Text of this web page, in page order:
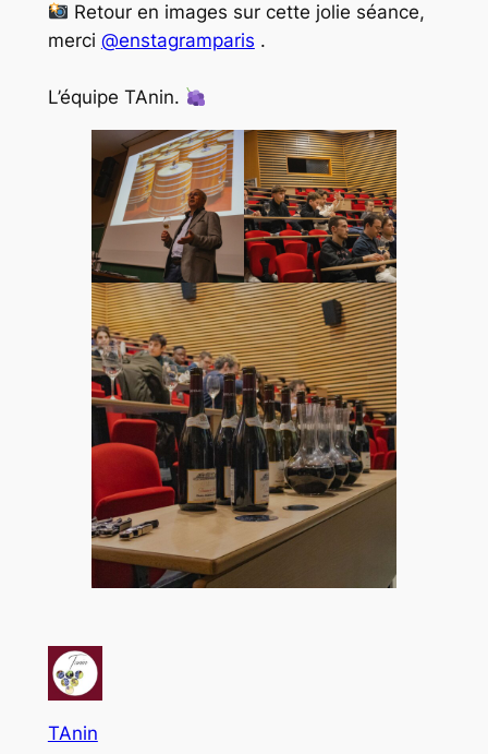
Retour en images sur cette jolie séance,
merci @enstagramparis .
L’équipe TAnin.
TAnin